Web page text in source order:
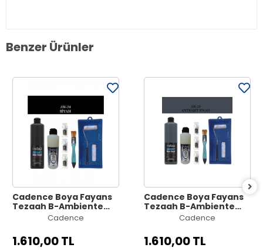
Benzer Ürünler
Cadence Boya Fayans
Tezgah B-Ambiente
Islak Zemin Aw-24
30Gr MAT Taş Vernik
250 Saten Rulo Set
Cadence
1.610,00 TL
Cadence Boya Fayans
Tezgah B-Ambiente
Islak Zemin Aw-23
Katalizör 30Gr MAT Taş
Vernik 250 Saten Rulo
Cadence
1.610,00 TL